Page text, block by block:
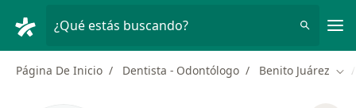
¿Qué estás buscando?
Página De Inicio Dentista - Odontólogo Benito Juárez